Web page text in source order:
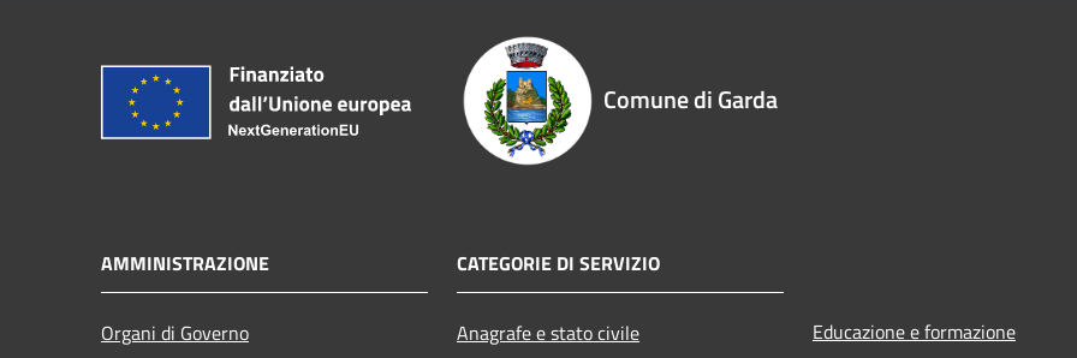
Comune di Garda
AMMINISTRAZIONE
Organi di Governo
CATEGORIE DI SERVIZIO
Anagrafe e stato civile
Educazione e formazione